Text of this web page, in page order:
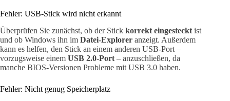
Fehler: USB-Stick wird nicht erkannt
Überprüfen Sie zunächst, ob der Stick korrekt eingesteckt ist
und ob Windows ihn im Datei-Explorer anzeigt. Außerdem
kann es helfen, den Stick an einem anderen USB-Port –
vorzugsweise einem USB 2.0-Port – anzuschließen, da
manche BIOS-Versionen Probleme mit USB 3.0 haben.
Fehler: Nicht genug Speicherplatz